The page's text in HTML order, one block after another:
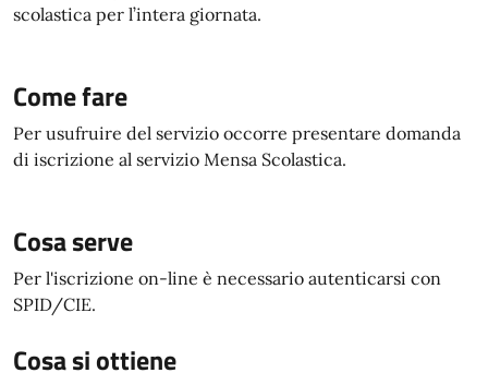
scolastica per l’intera giornata.
Come fare
Per usufruire del servizio occorre presentare domanda
di iscrizione al servizio Mensa Scolastica.
Cosa serve
Per l'iscrizione on-line è necessario autenticarsi con
SPID/CIE.
Cosa si ottiene